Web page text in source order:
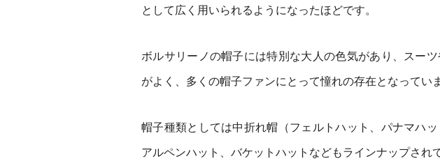
として広く用いられるようになったほどです。
ボルサリーノの帽子には特別な大人の色気があり、スー
がよく、多くの帽子ファンにとって憧れの存在となってい
帽子種類としては中折れ帽（フェルトハット、パナマハ
アルペンハット、バケットハットなどもラインナップされ